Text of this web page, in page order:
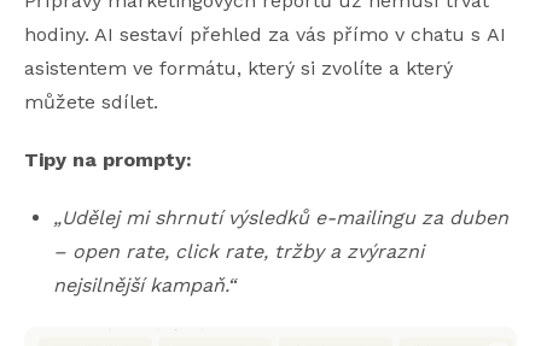
hodiny. AI sestaví přehled za vás přímo v chatu s AI
asistentem ve formátu, který si zvolíte a který
můžete sdílet.
Tipy na prompty:
„Udělej mi shrnutí výsledků e-mailingu za duben
– open rate, click rate, tržby a zvýrazni
nejsilnější kampaň.“